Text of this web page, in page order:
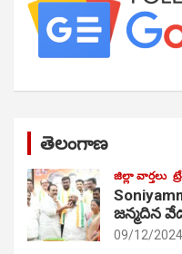
తెలంగాణ
జిల్లా వార్తలు
జ‌న్మ‌దిన
09/12/2024